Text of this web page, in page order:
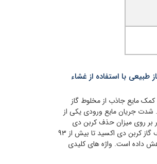
با استفاده از غشاء
مایع جاذب از مخلوط گاز
شدت جریان مایع ورودی یکی از
بر روی میزان حذف کربن دی
اکسید از گاز طبیعی مورد مطالعه قرار گرفت. نتایج حاصل از تحقیق نشان داد که حذف گاز کربن دی اکسید تا بیش از ۹۳
ورودی تا ۵۰ درصد حذف گاز را کاهش داده است. واژه های کلیدی